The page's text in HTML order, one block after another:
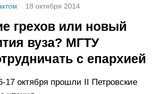
18 октября 2014
грехов или новый
вуза? МГТУ
с епархией
17 октября прошли II Петровские